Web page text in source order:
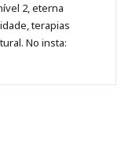
2, eterna
terapias
No insta: